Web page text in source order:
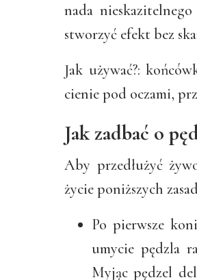
nada
stworzyć efekt bez
Jak używać?:
cienie pod oczami,
Jak zadbać o
Aby przedłużyć
życie poniższych
Po pierwsze
umycie pędzla
Myjąc pędzel